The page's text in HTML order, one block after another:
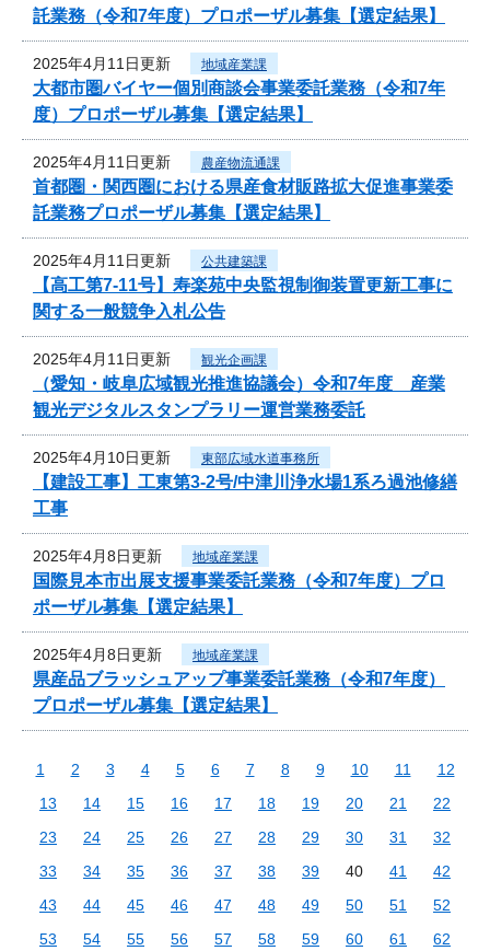
託業務（令和7年度）プロポーザル募集【選定結果】
2025年4月11日更新 地域産業課
大都市圏バイヤー個別商談会事業委託業務（令和7年
度）プロポーザル募集【選定結果】
2025年4月11日更新 農産物流通課
首都圏・関西圏における県産食材販路拡大促進事業委
託業務プロポーザル募集【選定結果】
2025年4月11日更新 公共建築課
【高工第7-11号】寿楽苑中央監視制御装置更新工事に
関する一般競争入札公告
2025年4月11日更新 観光企画課
（愛知・岐阜広域観光推進協議会）令和7年度 産業
観光デジタルスタンプラリー運営業務委託
2025年4月10日更新 東部広域水道事務所
【建設工事】工東第3-2号/中津川浄水場1系ろ過池修繕
工事
2025年4月8日更新 地域産業課
国際見本市出展支援事業委託業務（令和7年度）プロ
ポーザル募集【選定結果】
2025年4月8日更新 地域産業課
県産品ブラッシュアップ事業委託業務（令和7年度）
プロポーザル募集【選定結果】
1 2 3 4 5 6 7 8 9 10 11
12
13
14 15 16 17 18 19 20 21
22
23
24 25 26 27 28 29 30 31
32
33
34 35 36 37 38 39 40 41
42
43
44 45 46 47 48 49 50 51
52
53
54 55 56 57 58 59 60 61
62